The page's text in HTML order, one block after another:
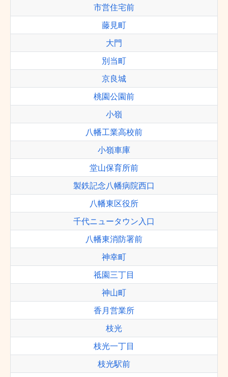
市営住宅前
藤見町
大門
別当町
京良城
桃園公園前
小嶺
八幡工業高校前
小嶺車庫
堂山保育所前
製鉄記念八幡病院西口
八幡東区役所
千代ニュータウン入口
八幡東消防署前
神幸町
祗園三丁目
神山町
香月営業所
枝光
枝光一丁目
枝光駅前